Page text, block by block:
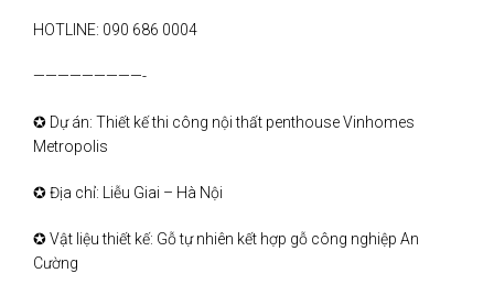
HOTLINE: 090 686 0004
—————————-
✪ Dự án: Thiết kế thi công nội thất penthouse Vinhomes
Metropolis
✪ Địa chỉ: Liễu Giai – Hà Nội
✪ Vật liệu thiết kế: Gỗ tự nhiên kết hợp gỗ công nghiệp An
Cường